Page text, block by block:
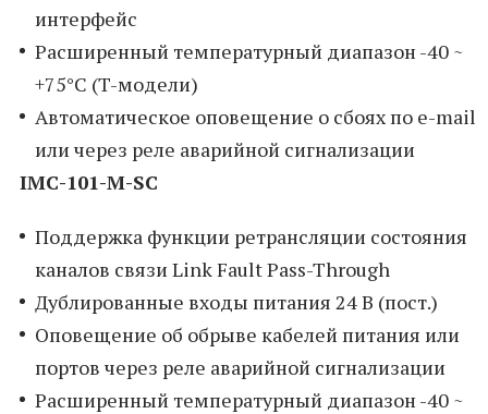
интерфейс
Расширенный температурный диапазон -40 ~
+75°C (T-модели)
Автоматическое оповещение о сбоях по e-mail
или через реле аварийной сигнализации
IMC-101-M-SC
Поддержка функции ретрансляции состояния
каналов связи Link Fault Pass-Through
Дублированные входы питания 24 В (пост.)
Оповещение об обрыве кабелей питания или
портов через реле аварийной сигнализации
Расширенный температурный диапазон -40 ~